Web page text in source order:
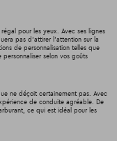
pour les yeux. Avec ses lignes
pas d'attirer l'attention sur la
de personnalisation telles que
selon vos goûts
ne déçoit certainement pas. Avec
de conduite agréable. De
ce qui est idéal pour les